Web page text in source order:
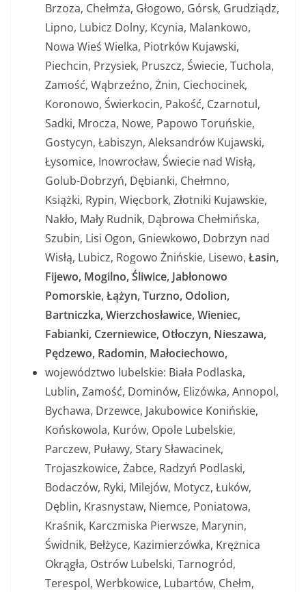
Brzoza, Chełmża, Głogowo, Górsk, Grudziądz,
Lipno, Lubicz Dolny, Kcynia, Malankowo,
Nowa Wieś Wielka, Piotrków Kujawski,
Piechcin, Przysiek, Pruszcz, Świecie, Tuchola,
Zamość, Wąbrzeźno, Żnin, Ciechocinek,
Koronowo, Świerkocin, Pakość, Czarnotul,
Sadki, Mrocza, Nowe, Papowo Toruńskie,
Gostycyn, Łabiszyn, Aleksandrów Kujawski,
Łysomice, Inowrocław, Świecie nad Wisłą,
Golub-Dobrzyń, Dębianki, Chełmno,
Książki, Rypin, Więcbork, Złotniki Kujawskie,
Nakło, Mały Rudnik, Dąbrowa Chełmińska,
Szubin, Lisi Ogon, Gniewkowo, Dobrzyn nad
Wisłą, Lubicz, Rogowo Żnińskie, Lisewo, Łasin,
Fijewo, Mogilno, Śliwice, Jabłonowo
Pomorskie, Łążyn, Turzno, Odolion,
Bartniczka, Wierzchosławice, Wieniec,
Fabianki, Czerniewice, Otłoczyn, Nieszawa,
Pędzewo, Radomin, Małociechowo,
województwo lubelskie: Biała Podlaska,
Lublin, Zamość, Dominów, Elizówka, Annopol,
Bychawa, Drzewce, Jakubowice Konińskie,
Końskowola, Kurów, Opole Lubelskie,
Parczew, Puławy, Stary Sławacinek,
Trojaszkowice, Żabce, Radzyń Podlaski,
Bodaczów, Ryki, Milejów, Motycz, Łuków,
Dęblin, Krasnystaw, Niemce, Poniatowa,
Kraśnik, Karczmiska Pierwsze, Marynin,
Świdnik, Bełżyce, Kazimierzówka, Krężnica
Okrągła, Ostrów Lubelski, Tarnogród,
Terespol, Werbkowice, Lubartów, Chełm,